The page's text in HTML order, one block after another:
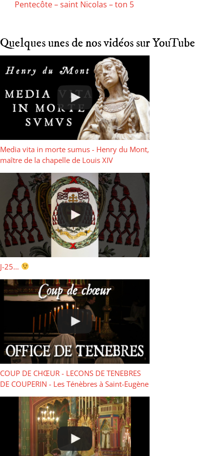
Pentecôte – saint Nicolas – ton 5
Quelques unes de nos vidéos sur YouTube
Media vita in morte sumus - Henry du Mont,
maître de la chapelle de Louis XIV
J-25…
COUP DE CHŒUR - LECONS DE TENEBRES
DE COUPERIN - Les Ténèbres à Saint-Eugène